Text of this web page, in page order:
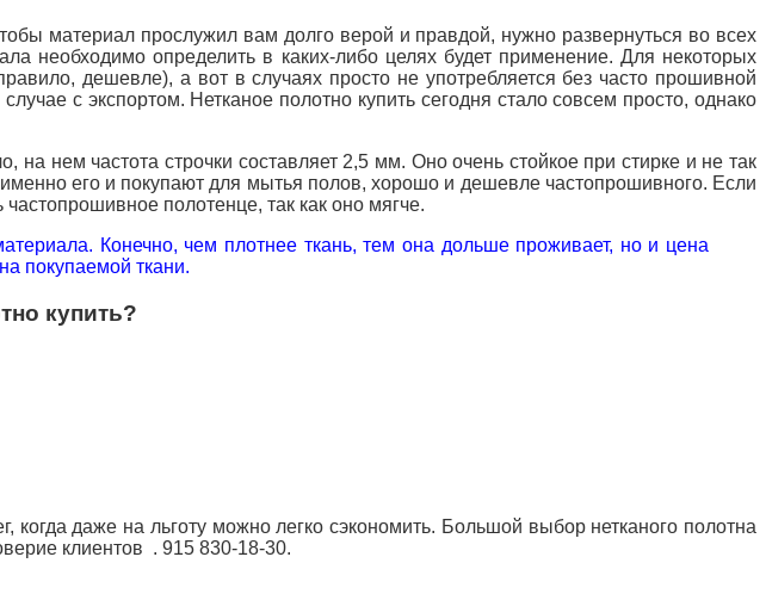
материал прослужил вам долго верой и правдой, нужно развернуться во всех
необходимо определить в каких-либо целях будет применение. Для некоторых
дешевле), а вот в случаях просто не употребляется без часто прошивной
с экспортом. Нетканое полотно купить сегодня стало совсем просто, однако
на нем частота строчки составляет 2,5 мм. Оно очень стойкое при стирке и не так
его и покупают для мытья полов, хорошо и дешевле частопрошивного. Если
полотенце, так как оно мягче.
Конечно, чем плотнее ткань, тем она дольше проживает, но и цена
покупаемой ткани.
купить?
даже на льготу можно легко сэкономить. Большой выбор нетканого полотна
клиентов . 915 830-18-30.